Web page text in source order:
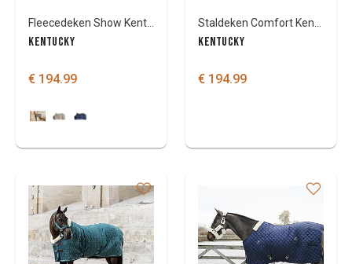
KENTUCKY
€ 194.99
KENTUCKY
€ 194.99